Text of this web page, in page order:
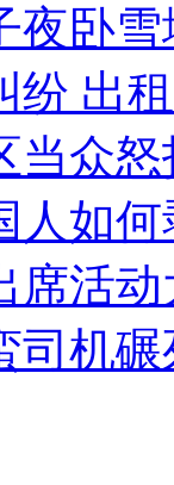
"枕头大战"
夜卧雪
纷 出
当众
人如
席活
司机